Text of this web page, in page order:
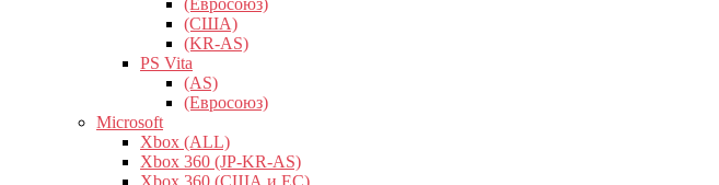
(Евросоюз)
(США)
(KR-AS)
PS Vita
(AS)
(Евросоюз)
Microsoft
Xbox (ALL)
Xbox 360 (JP-KR-AS)